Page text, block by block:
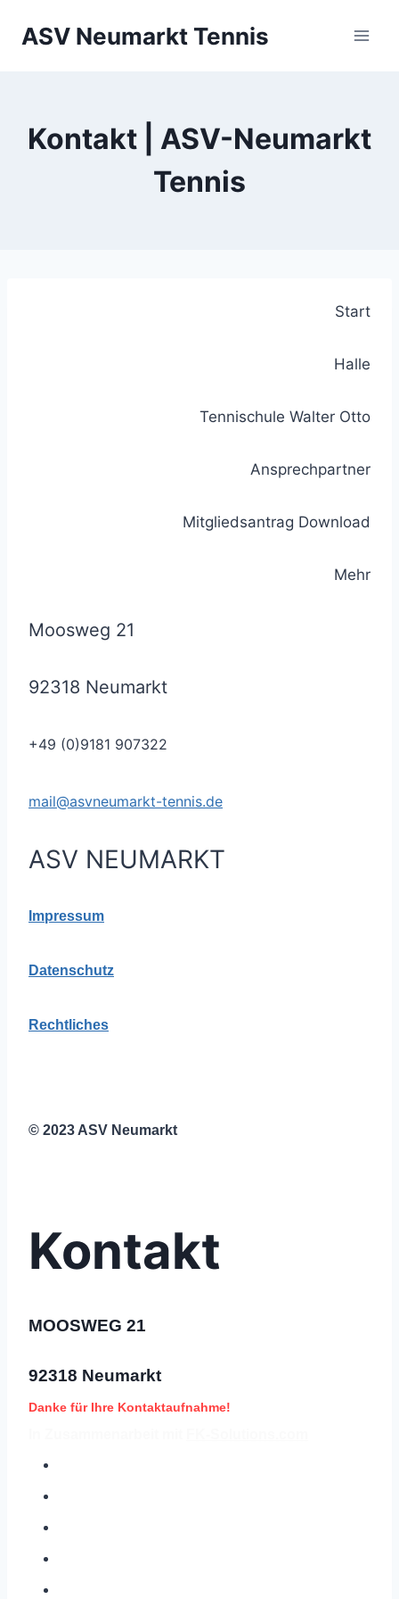
InhaltASV Neumarkt Tennis
Kontakt | ASV-Neumarkt
Tennis
Start
Halle
Tennischule Walter Otto
Ansprechpartner
Mitgliedsantrag Download
Mehr
Moosweg 21
92318 Neumarkt
+49 (0)9181 907322
mail@asvneumarkt-tennis.de
ASV NEUMARKT
Impressum
Datenschutz
Rechtliches
© 2023 ASV Neumarkt
Kontakt
MOOSWEG 21
92318 Neumarkt
Danke für Ihre Kontaktaufnahme!